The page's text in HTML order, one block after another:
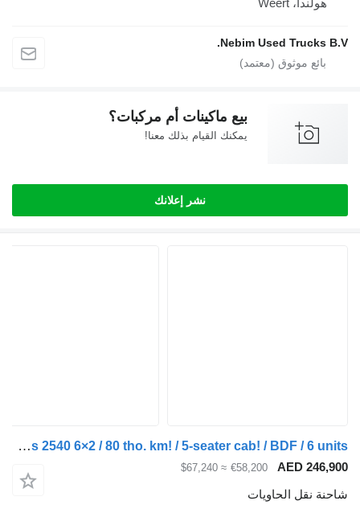
Nebim Used
بيع ماكينات أم مركبات؟
يمكنك القيام بذلك معنا!
نشر إعلانك
Mercedes-Benz Actros 2540 6×2 / 80 tho. km! / 5-seater cab! / BDF / 6 units
AED
€58,200
≈ $67,240
الحاويات